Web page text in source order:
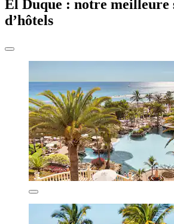
El Duque : notre meilleure
d’hôtels